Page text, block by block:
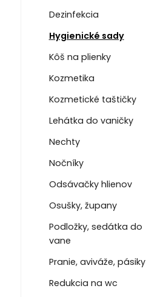
Dezinfekcia
Hygienické sady
Kôš na plienky
Kozmetika
Kozmetické taštičky
Lehátka do vaničky
Nechty
Nočníky
Odsávačky hlienov
Osušky, župany
Podložky, sedátka do
vane
Pranie, aviváže, pásiky
Redukcia na wc